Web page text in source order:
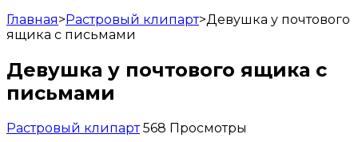
Главная>Растровый клипарт>Девушка у почтового
ящика с письмами
Девушка у почтового ящика с
письмами
Растровый клипарт 568 Просмотры